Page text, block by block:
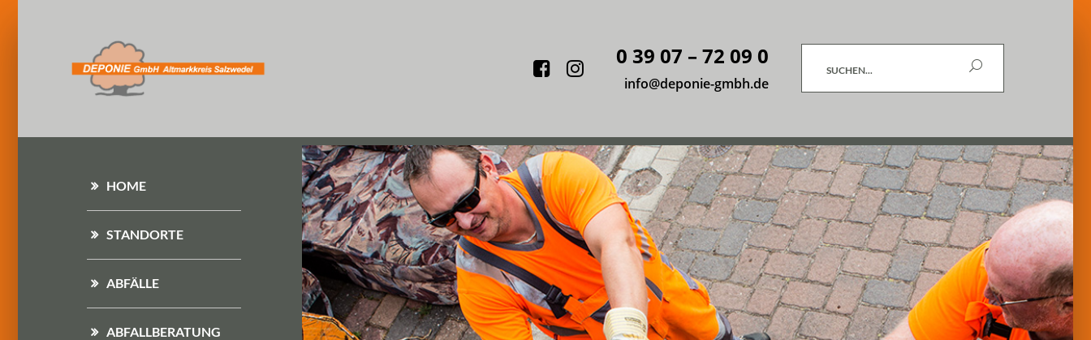
Facebook
Instagram
0 39 07 – 72 09 0
info@deponie-gmbh.de
Suchen
HOME
STANDORTE
ABFÄLLE
ABFALLBERATUNG